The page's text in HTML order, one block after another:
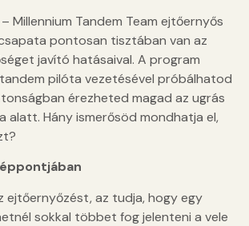
Millennium Tandem Team ejtőernyős
pontosan tisztában van az
javító hatásaival. A program
pilóta vezetésével próbálhatod
érezheted magad az ugrás
alatt. Hány ismerősöd mondhatja el,
ejtőernyőzést, az tudja, hogy egy
sokkal többet fog jelenteni a vele